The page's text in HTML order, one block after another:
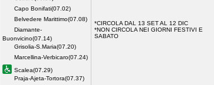
Capo Bonifati(07.02)
Belvedere Marittimo(07.08)
Diamante-
Buonvicino(07.14)
Grisolia-S.Maria(07.20)
Marcellina-Verbicaro(07.24)
Scalea(07.29)
Praja-Ajeta-Tortora(07.37)
*CIRCOLA DAL 13 SET AL 12 DIC
*NON CIRCOLA NEI GIORNI FESTIVI E
SABATO